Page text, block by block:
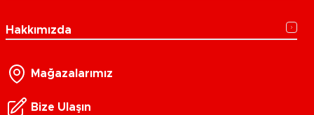
Hakkımızda
Mağazalarımız
Bize Ulaşın